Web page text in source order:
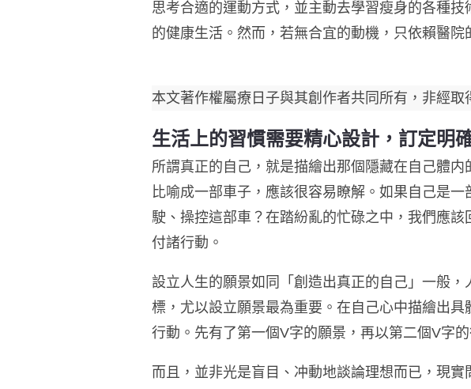
思考合適的運動方式，並主動去學習瘦身的各種
的健康生活。然而，若無合宜的動機，只依賴醫
本文著作權屬療日子與其創作者共同所有，非經
生活上的習慣需要精心設計，訂定明
所謂真正的自己，就是描繪出那個隱藏在自己體
比喻成一部車子，應該很容易瞭解。如果自己是
駛、操控這部車？在踏紛亂的忙碌之中，我們應
付諸行動。
設立人生的願景如同「創造出真正的自己」一般
標，尤以設立願景最為重要。在自己心中描繪出
行動。先有了第一個V字的願景，再以第二個V字
而且，並非光是盲目、冲動地談論理想而已，現